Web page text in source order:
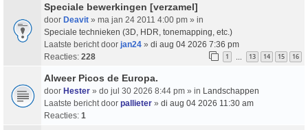
Speciale bewerkingen [verzamel]
door Deavit » ma jan 24 2011 4:00 pm » in
Speciale technieken (3D, HDR, tonemapping, etc.)
Laatste bericht door jan24 » di aug 04 2026 7:36 pm
Reacties: 228 1 … 13 14 15 16
Alweer Picos de Europa.
door Hester » do jul 30 2026 8:44 pm » in Landschappen
Laatste bericht door pallieter » di aug 04 2026 11:30 am
Reacties: 1